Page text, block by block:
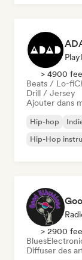
> 4900
Beats / Lo-fi
Drill / Jersey
Ajouter dans
Hip-hop
Hip-Hop
> 2900
Blues
Diffuser des